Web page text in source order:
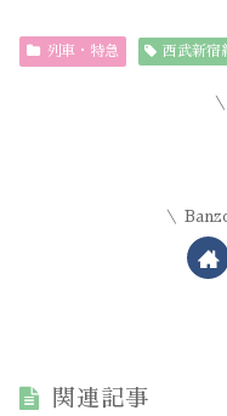
列車・特急 西武新宿
関連記事